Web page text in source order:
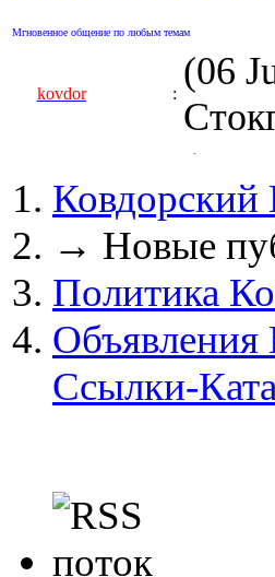
Мгновенное общение по любым темам
kovdor :
(06
kovdor
(05
Сизонов Андрей :
(04
kovdor
→ Новые
Политика
Ссылки-